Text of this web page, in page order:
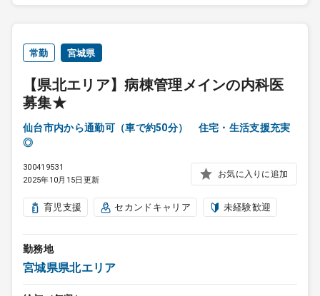
常勤 宮城県
【県北エリア】病棟管理メインの内科医
募集★
仙台市内から通勤可（車で約50分） 住宅・生活支援充実
◎
300419531
2025年10月15日更新
お気に入りに追加
育児支援 セカンドキャリア 未経験歓迎
勤務地
宮城県県北エリア